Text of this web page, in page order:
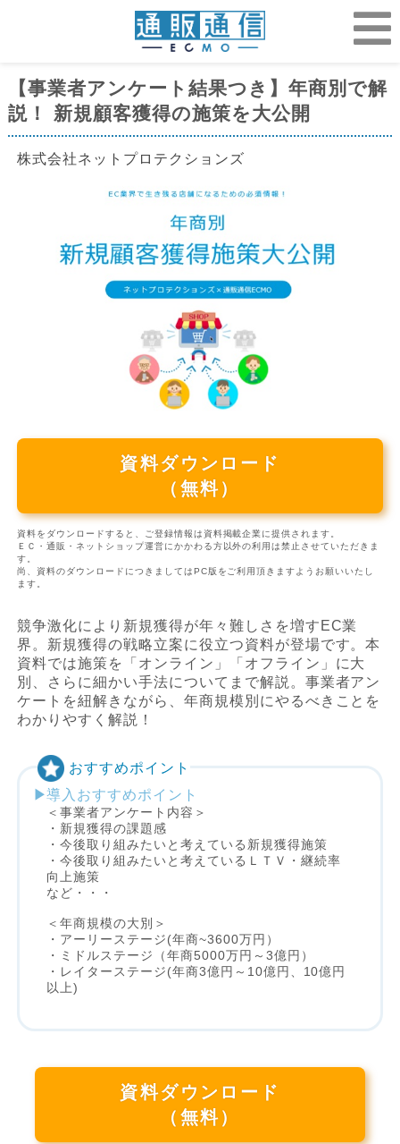
【事業者アンケート結果つき】年商別で解
説！ 新規顧客獲得の施策を大公開
株式会社ネットプロテクションズ
資料ダウンロード
（無料）
資料をダウンロードすると、ご登録情報は資料掲載企業に提供されます。
ＥＣ・通販・ネットショップ運営にかかわる方以外の利用は禁止させていただきま
す。
尚、資料のダウンロードにつきましてはPC版をご利用頂きますようお願いいたし
ます。
競争激化により新規獲得が年々難しさを増すEC業
界。新規獲得の戦略立案に役立つ資料が登場です。本
資料では施策を「オンライン」「オフライン」に大
別、さらに細かい手法についてまで解説。事業者アン
ケートを紐解きながら、年商規模別にやるべきことを
わかりやすく解説！
おすすめポイント
導入おすすめポイント
＜事業者アンケート内容＞
・新規獲得の課題感
・今後取り組みたいと考えている新規獲得施策
・今後取り組みたいと考えているＬＴＶ・継続率
向上施策
など・・・
＜年商規模の大別＞
・アーリーステージ(年商~3600万円）
・ミドルステージ（年商5000万円～3億円）
・レイターステージ(年商3億円～10億円、10億円
以上)
資料ダウンロード
（無料）